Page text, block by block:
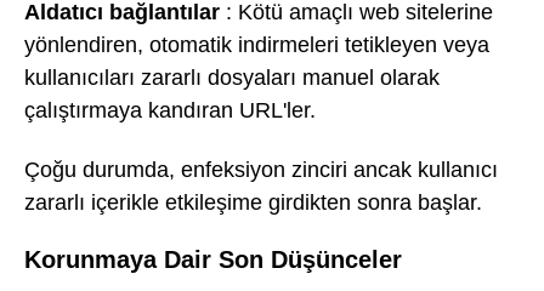
Aldatıcı bağlantılar : Kötü amaçlı web sitelerine
yönlendiren, otomatik indirmeleri tetikleyen veya
kullanıcıları zararlı dosyaları manuel olarak
çalıştırmaya kandıran URL'ler.
Çoğu durumda, enfeksiyon zinciri ancak kullanıcı
zararlı içerikle etkileşime girdikten sonra başlar.
Korunmaya Dair Son Düşünceler